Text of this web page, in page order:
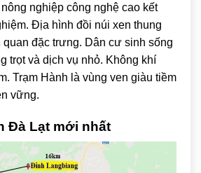
nghiệp công nghệ cao kết
Địa hình đồi núi xen thung
quan đặc trưng. Dân cư sinh sống
trọt và dịch vụ nhỏ. Không khí
Trạm Hành là vùng ven giàu tiềm
vững.
Đà Lạt mới nhất